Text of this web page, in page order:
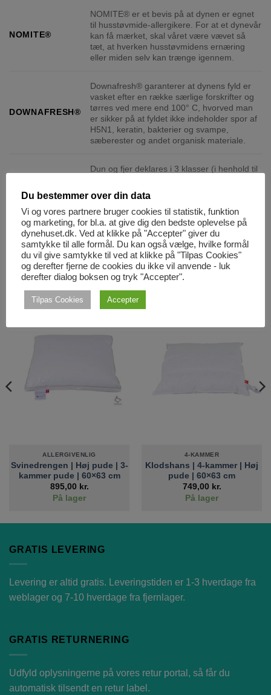
NOMITE®
NOMITE® er et bevis på at dynen er egnet
til husstøvmide-allergikere. For at et dynevår
kan få mærket, skal våret være vævet så
tæt, at hverken husstøvmidens ernæring
eller miden selv kan trænge igennem.
DOWNAFRESH®
Downafresh® garanterer at dynens fyld er
vasket efter en række særlige forskrifter og
tørres ved mere end 100° C, hvorved man
er sikker på at fyldet ikke indeholder spor af
H5N1, keratin, bakterier og svampe,
sæberester og andet organisk materiale.
DUNKLASSE 1
Dun og fjer deklares i 3 klasser (i henhold til
med klasse 1 fyld, som er 100% rent. De
øvrige 2 klasser tillader blandt andet brug af
dun, som andre har sovet i, samt diverse
fremmedlegemer
RELATEREDE VARER
ALLERGIVENLIG
Svinedrengen | Høj pude | 3-
kammer pude | 60×63 cm
895,00 kr.
På lager
4-KAMMER
Klodshans | 4-kammer | Høj
pude | 60×63 cm
749,00 kr.
På lager
GRATIS LEVERING
Levering er altid gratis. Leveringstiden er 1-3 hverdage fra
weblager og 7-10 hverdage fra fjernlager.
GRATIS RETURNERING
Udfyld oplysningerne på vores retur portal , så får du
automatisk tilsendt en retur label.
Du bestemmer over din data
Vi og vores partnere bruger cookies til statistik, funktion
og marketing, for bl.a. at give dig den bedste oplevelse på
dynehuset.dk. Ved at klikke på "Accepter" giver du
samtykke til alle formål. Du kan også vælge, hvilke formål
du vil give samtykke til ved at klikke på "Tilpas Cookies"
og derefter fjerne de cookies du ikke vil anvende - luk
derefter dialog boksen og tryk "Accepter".
Tilpas Cookies Accepter